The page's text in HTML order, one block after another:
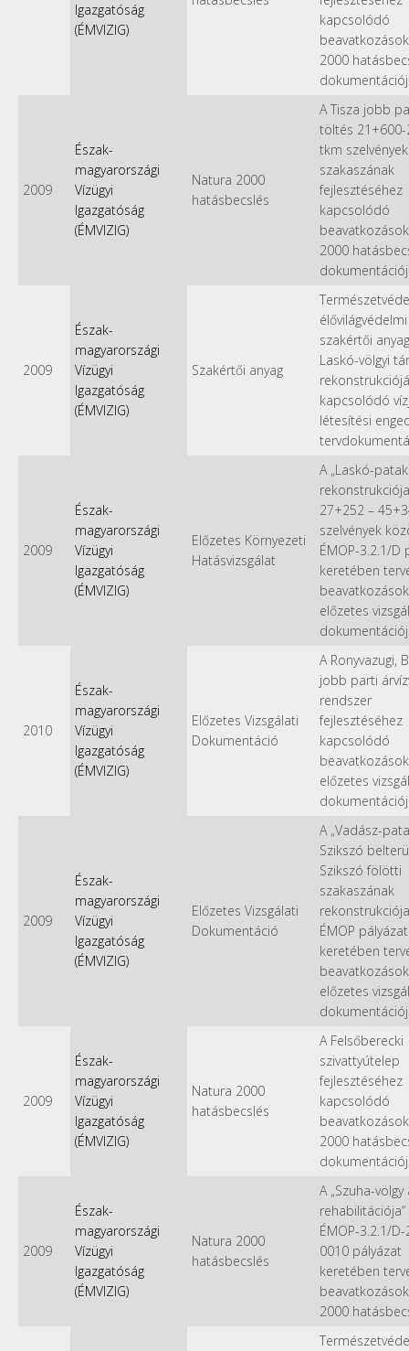
Igazgatóság
(ÉMVIZIG)
kapcsolódó
2000
2009
Észak-
magyarországi
Vízügyi
Igazgatóság
(ÉMVIZIG)
Natura 2000
hatásbecslés
A Tisza jobb
töltés
tkm
szakaszának
fejlesztéséhez
kapcsolódó
2000
2009
Észak-
magyarországi
Vízügyi
Igazgatóság
(ÉMVIZIG)
Szakértői anyag
élővilágvédelmi
szakértői
Laskó-völgyi
kapcsolódó
létesítési
2009
Észak-
magyarországi
Vízügyi
Igazgatóság
(ÉMVIZIG)
Előzetes Környezeti
Hatásvizsgálat
A „Laskó-patak
27+252 –
szelvények
ÉMOP-3.2.1/D
keretében
beavatkozások
előzetes
2010
Észak-
magyarországi
Vízügyi
Igazgatóság
(ÉMVIZIG)
Előzetes Vizsgálati
Dokumentáció
A Ronyvazugi,
jobb parti
rendszer
fejlesztéséhez
kapcsolódó
beavatkozások
előzetes
2009
Észak-
magyarországi
Vízügyi
Igazgatóság
(ÉMVIZIG)
Előzetes Vizsgálati
Dokumentáció
A „Vadász-
Szikszó
Szikszó fölötti
szakaszának
ÉMOP pályázat
keretében
beavatkozások
előzetes
2009
Észak-
magyarországi
Vízügyi
Igazgatóság
(ÉMVIZIG)
Natura 2000
hatásbecslés
A Felsőberecki
szivattyútelep
fejlesztéséhez
kapcsolódó
2000
2009
Észak-
magyarországi
Vízügyi
Igazgatóság
(ÉMVIZIG)
Natura 2000
hatásbecslés
A „Szuha-völgy
rehabilitációja”
ÉMOP-3.2.1/
0010 pályázat
keretében
2000